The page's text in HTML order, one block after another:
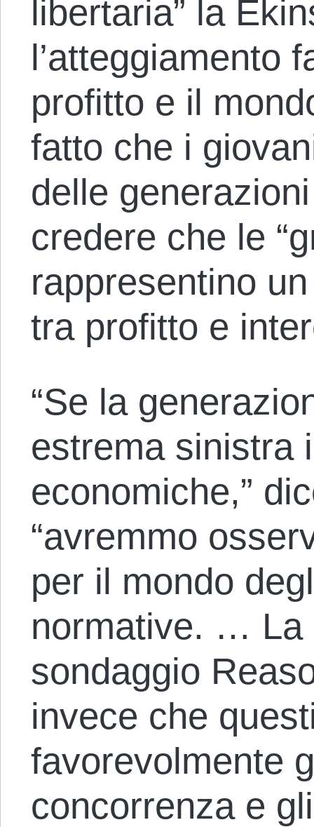
libertaria” la
l’atteggiamento
profitto e il
fatto che i
delle
credere che le
rappresentino
tra profitto e
“Se la
estrema sinistra
economiche,”
“avremmo
per il mondo
normative. … La
sondaggio
invece che
favorevolmente
concorrenza e